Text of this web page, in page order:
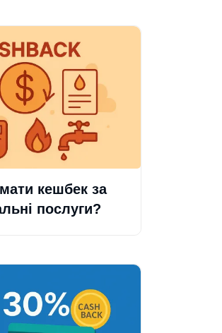
кешбек за
послуги?